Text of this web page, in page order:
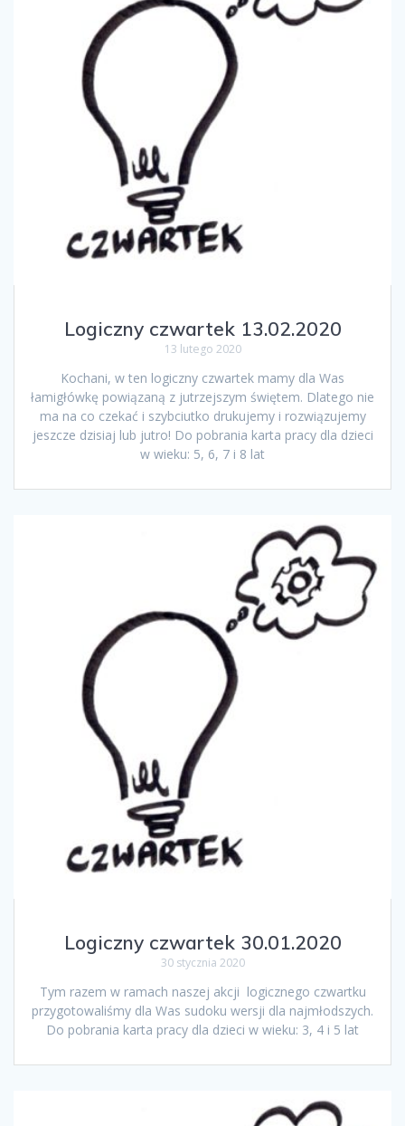
Logiczny czwartek 13.02.2020
13 lutego 2020
Kochani, w ten logiczny czwartek mamy dla Was
łamigłówkę powiązaną z jutrzejszym świętem. Dlatego nie
ma na co czekać i szybciutko drukujemy i rozwiązujemy
jeszcze dzisiaj lub jutro! Do pobrania karta pracy dla dzieci
w wieku: 5, 6, 7 i 8 lat
Logiczny czwartek 30.01.2020
30 stycznia 2020
Tym razem w ramach naszej akcji logicznego czwartku
przygotowaliśmy dla Was sudoku wersji dla najmłodszych.
Do pobrania karta pracy dla dzieci w wieku: 3, 4 i 5 lat